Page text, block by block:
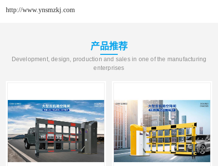
http://www.ynsmzkj.com
产品推荐
Development, design, production and sales in one of the manufacturing
enterprises